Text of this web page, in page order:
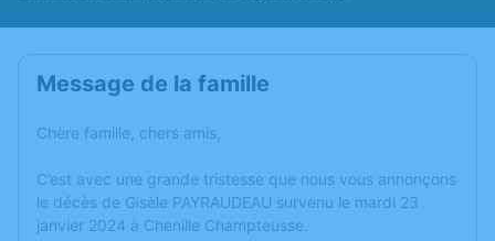
Message de la famille
Chère famille, chers amis,
C’est avec une grande tristesse que nous vous annonçons
le décès de Gisèle PAYRAUDEAU survenu le mardi 23
janvier 2024 à Chenille Champteusse.